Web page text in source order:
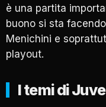
è una partita
buono si sta
Menichini e
playout.
I temi di